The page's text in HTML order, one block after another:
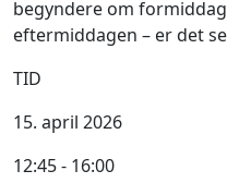
begyndere om
eftermiddagen – er det
TID
15. april 2026
12:45 - 16:00